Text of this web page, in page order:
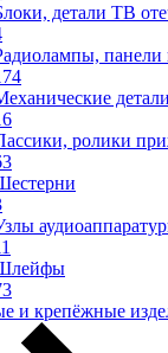
детали ТВ
панели
ролики
и крепёжные